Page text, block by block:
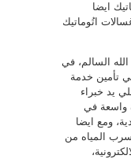
ايضا
اتُوماتيك
السالم، في
تأمين خدمة
يد خبراء
واسعة في
ومع ايضا
المياه من